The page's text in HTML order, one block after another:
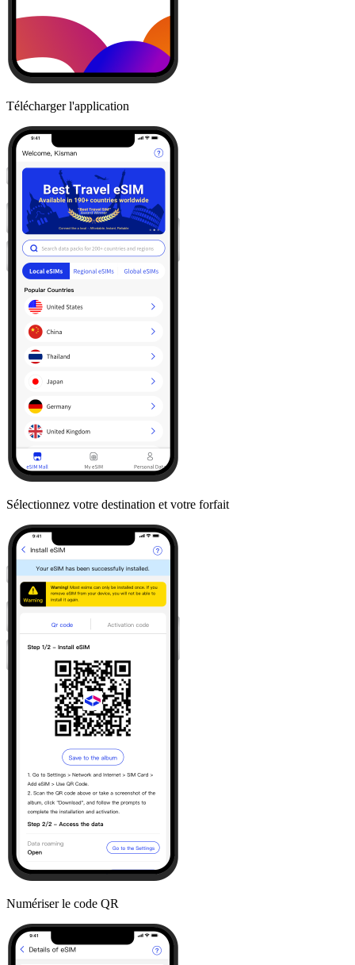
Télécharger l'application
Sélectionnez votre destination et votre forfait
Numériser le code QR